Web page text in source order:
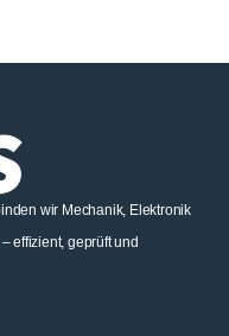
wir Mechanik, Elektronik
effizient, geprüft und